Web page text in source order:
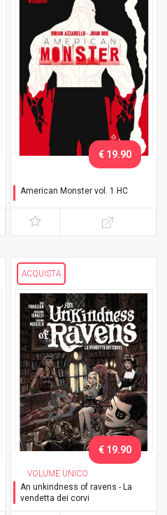
American Monster vol. 1 HC
€ 19.90
ACQUISTA
VOLUME UNICO
An unkindness of ravens - La
vendetta dei corvi
€ 19.90